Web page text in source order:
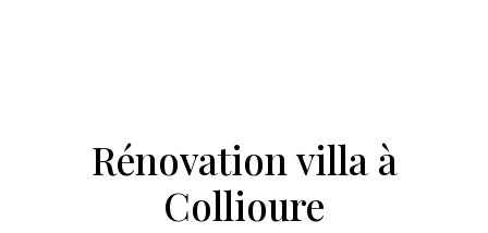
Rénovation villa à
Collioure